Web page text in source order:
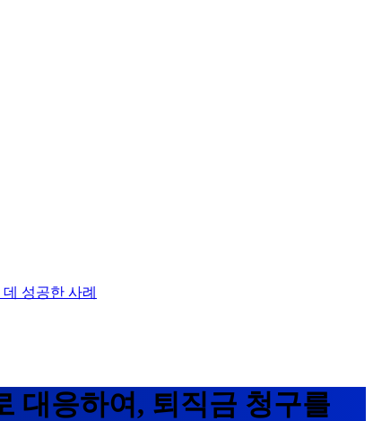
성공한 사례
대응하여, 퇴직금 청구를